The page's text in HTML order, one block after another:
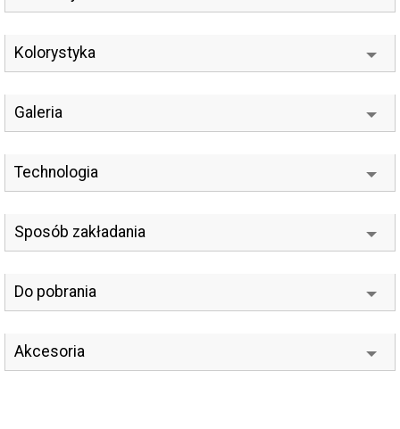
Kolorystyka
Galeria
Technologia
Sposób zakładania
Do pobrania
Akcesoria